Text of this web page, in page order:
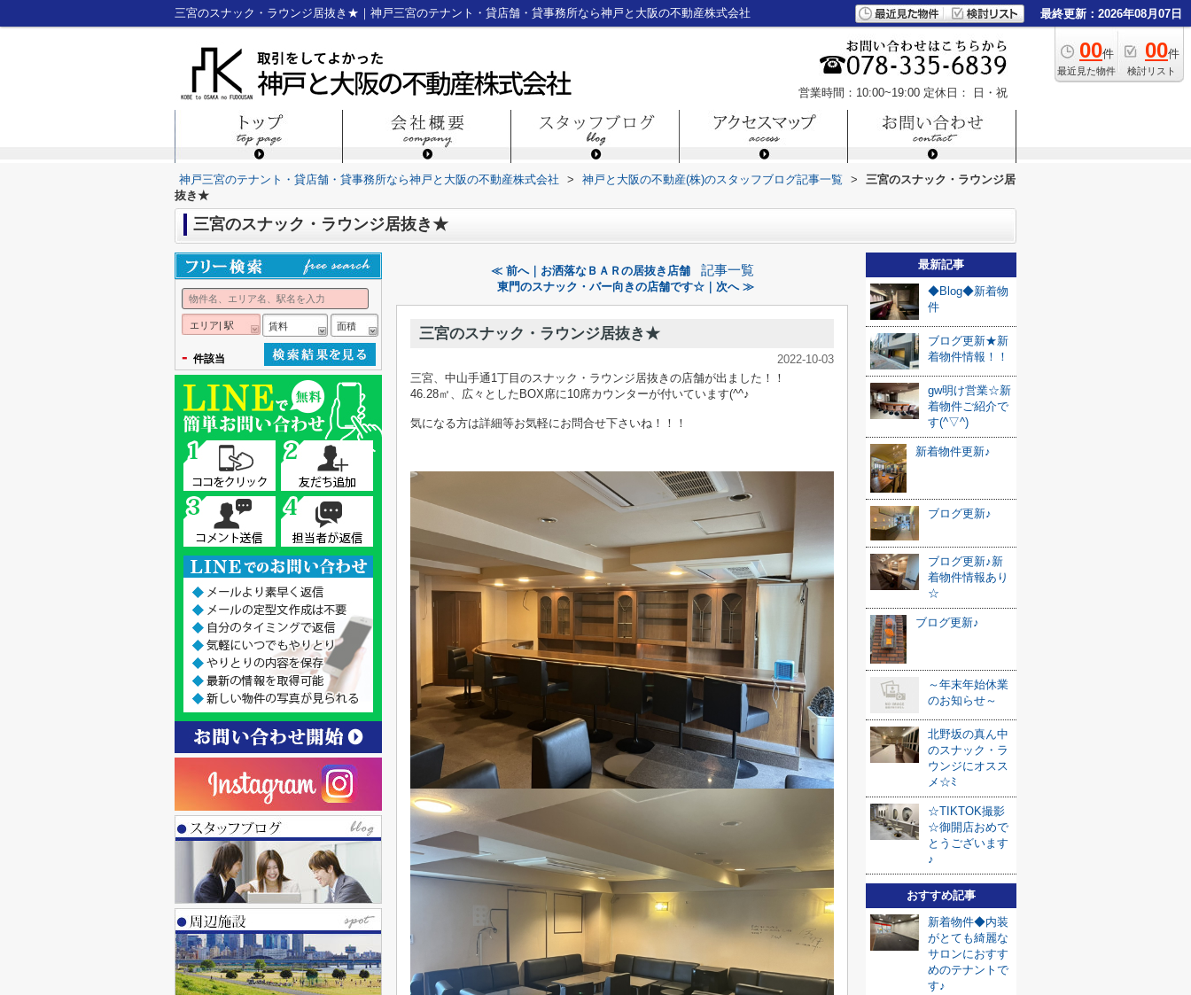
三宮のスナック・ラウンジ居抜き★｜神戸三宮のテナント・貸店舗・貸事務所なら神戸と大阪の不動産株式会社 最終更新：2026年08月07日
00件
最近見た物件
00件
検討リスト
営業時間：10:00~19:00 定休日： 日・祝
神戸三宮のテナント・貸店舗・貸事務所なら神戸と大阪の不動産株式会社 > 神戸と大阪の不動産(株)のスタッフブログ記事一覧 >
三宮のスナック・ラウンジ居
抜き★
三宮のスナック・ラウンジ居抜き★
≪ 前へ｜お洒落なＢＡＲの居抜き店舗 記事一覧
東門のスナック・バー向きの店舗です☆｜次へ ≫
三宮のスナック・ラウンジ居抜き★
2022-10-03
三宮、中山手通1丁目のスナック・ラウンジ居抜きの店舗が出ました！！
46.28㎡、広々としたBOX席に10席カウンターが付いています(^^♪
気になる方は詳細等お気軽にお問合せ下さいね！！！
最新記事
◆Blog◆新着物
件
ブログ更新★新
着物件情報！！
gw明け営業☆新
着物件ご紹介で
す(^▽^)
新着物件更新♪
ブログ更新♪
ブログ更新♪新
着物件情報あり
☆
ブログ更新♪
～年末年始休業
のお知らせ～
北野坂の真ん中
のスナック・ラ
ウンジにオスス
メ☆ﾐ
☆TIKTOK撮影
☆御開店おめで
とうございます
♪
おすすめ記事
新着物件◆内装
がとても綺麗な
サロンにおすす
めのテナントで
す♪
エリア| 駅 賃料 面積
- 件該当